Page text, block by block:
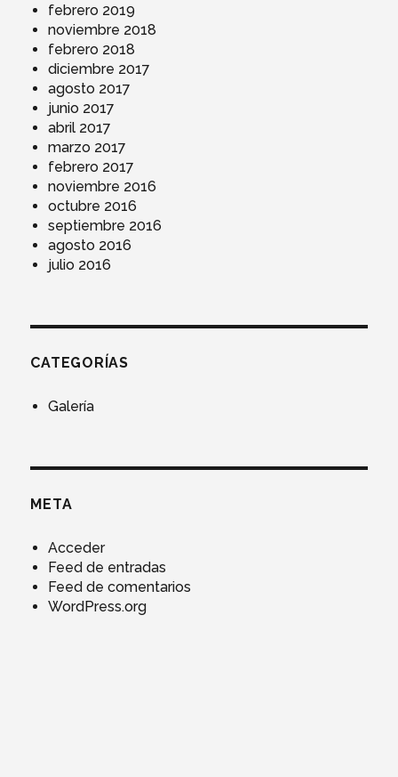
febrero 2019
noviembre 2018
febrero 2018
diciembre 2017
agosto 2017
junio 2017
abril 2017
marzo 2017
febrero 2017
noviembre 2016
octubre 2016
septiembre 2016
agosto 2016
julio 2016
CATEGORÍAS
Galería
META
Acceder
Feed de entradas
Feed de comentarios
WordPress.org